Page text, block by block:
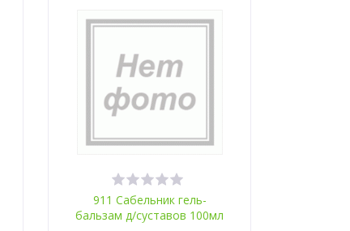
911 Сабельник гель-
бальзам д/суставов 100мл